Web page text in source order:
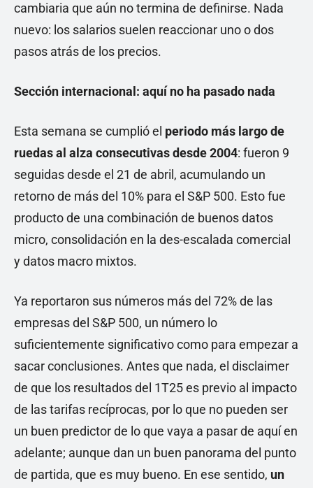
cambiaria que aún no termina de definirse. Nada
nuevo: los salarios suelen reaccionar uno o dos
pasos atrás de los precios.
Sección internacional: aquí no ha pasado nada
Esta semana se cumplió el periodo más largo de
ruedas al alza consecutivas desde 2004: fueron 9
seguidas desde el 21 de abril, acumulando un
retorno de más del 10% para el S&P 500. Esto fue
producto de una combinación de buenos datos
micro, consolidación en la des-escalada comercial
y datos macro mixtos.
Ya reportaron sus números más del 72% de las
empresas del S&P 500, un número lo
suficientemente significativo como para empezar a
sacar conclusiones. Antes que nada, el disclaimer
de que los resultados del 1T25 es previo al impacto
de las tarifas recíprocas, por lo que no pueden ser
un buen predictor de lo que vaya a pasar de aquí en
adelante; aunque dan un buen panorama del punto
de partida, que es muy bueno. En ese sentido, un